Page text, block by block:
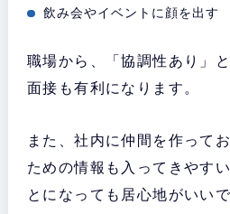
飲み会やイベントに顔を出す
職場から、「協調性あり」
面接も有利になります。
また、社内に仲間を作って
ための情報も入ってきやす
とになっても居心地がいいで